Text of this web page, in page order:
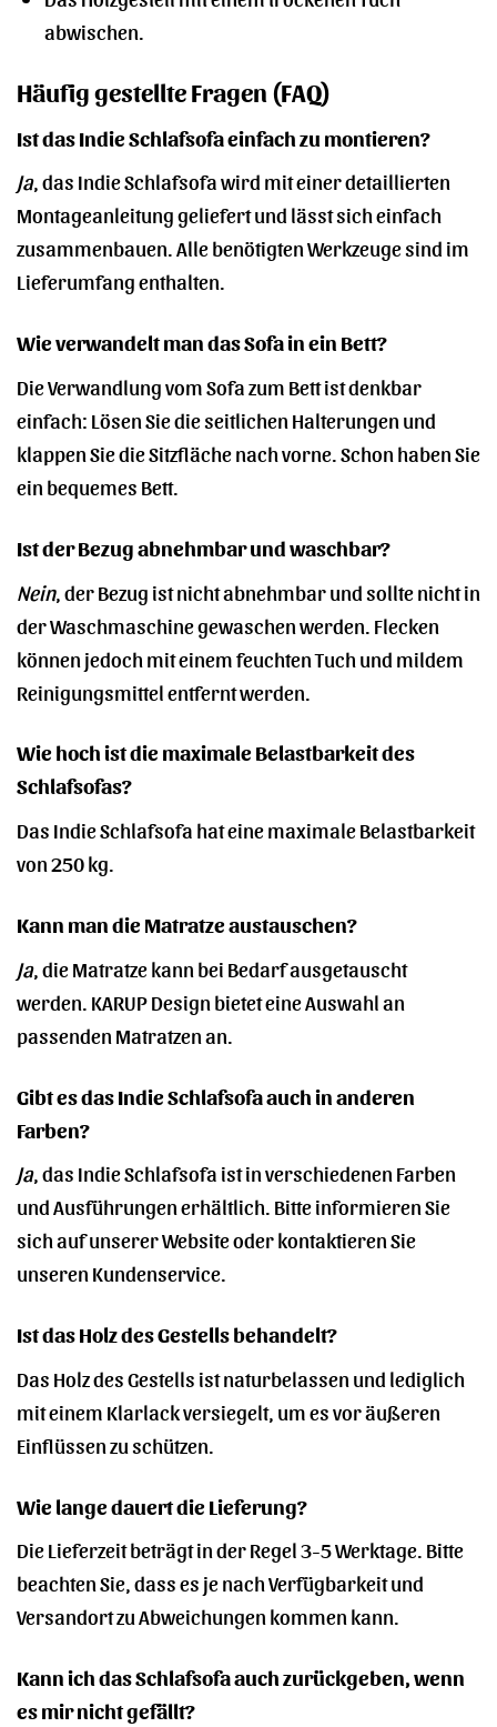
abwischen.
Häufig gestellte Fragen (FAQ)
Ist das Indie Schlafsofa einfach zu montieren?
Ja, das Indie Schlafsofa wird mit einer detaillierten
Montageanleitung geliefert und lässt sich einfach
zusammenbauen. Alle benötigten Werkzeuge sind im
Lieferumfang enthalten.
Wie verwandelt man das Sofa in ein Bett?
Die Verwandlung vom Sofa zum Bett ist denkbar
einfach: Lösen Sie die seitlichen Halterungen und
klappen Sie die Sitzfläche nach vorne. Schon haben Sie
ein bequemes Bett.
Ist der Bezug abnehmbar und waschbar?
Nein, der Bezug ist nicht abnehmbar und sollte nicht in
der Waschmaschine gewaschen werden. Flecken
können jedoch mit einem feuchten Tuch und mildem
Reinigungsmittel entfernt werden.
Wie hoch ist die maximale Belastbarkeit des
Schlafsofas?
Das Indie Schlafsofa hat eine maximale Belastbarkeit
von 250 kg.
Kann man die Matratze austauschen?
Ja, die Matratze kann bei Bedarf ausgetauscht
werden. KARUP Design bietet eine Auswahl an
passenden Matratzen an.
Gibt es das Indie Schlafsofa auch in anderen
Farben?
Ja, das Indie Schlafsofa ist in verschiedenen Farben
und Ausführungen erhältlich. Bitte informieren Sie
sich auf unserer Website oder kontaktieren Sie
unseren Kundenservice.
Ist das Holz des Gestells behandelt?
Das Holz des Gestells ist naturbelassen und lediglich
mit einem Klarlack versiegelt, um es vor äußeren
Einflüssen zu schützen.
Wie lange dauert die Lieferung?
Die Lieferzeit beträgt in der Regel 3-5 Werktage. Bitte
beachten Sie, dass es je nach Verfügbarkeit und
Versandort zu Abweichungen kommen kann.
Kann ich das Schlafsofa auch zurückgeben, wenn
es mir nicht gefällt?